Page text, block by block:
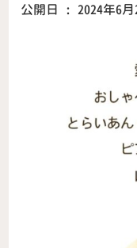
公開日 :2024年6月